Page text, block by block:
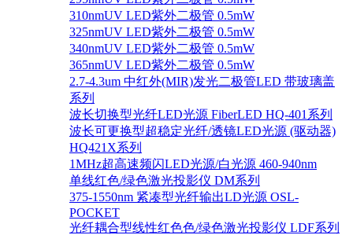
310nmUV LED紫外二极管 0.5mW
325nmUV LED紫外二极管 0.5mW
340nmUV LED紫外二极管 0.5mW
365nmUV LED紫外二极管 0.5mW
2.7-4.3um 中红外(MIR)发光二极管LED 带玻璃盖
系列
波长切换型光纤LED光源 FiberLED HQ-401系列
波长可更换型超稳定光纤/透镜LED光源 (驱动器)
HQ421X系列
1MHz超高速频闪LED光源/白光源 460-940nm
单线红色/绿色激光投影仪 DM系列
375-1550nm 紧凑型光纤输出LD光源 OSL-
POCKET
光纤耦合型线性红色色/绿色激光投影仪 LDF系列